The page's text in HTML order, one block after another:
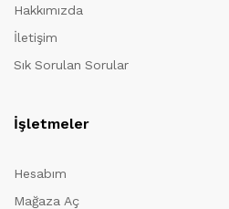
Hakkımızda
İletişim
Sık Sorulan Sorular
İşletmeler
Hesabım
Mağaza Aç